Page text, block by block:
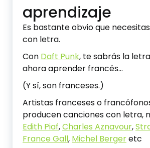
aprendizaje
Es bastante obvio que
con letra.
Con Daft Punk, te sabrás la
ahora aprender francés…
(Y sí, son franceses.)
Artistas franceses o
producen canciones con letra,
Edith Piaf,Charles Aznavour,
France Gall, Michel Bergeretc